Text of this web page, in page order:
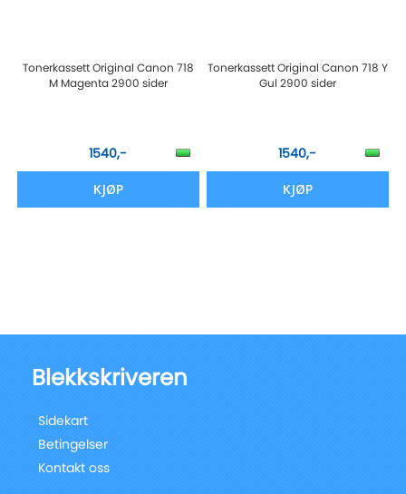
Tonerkassett Original Canon 718
M Magenta 2900 sider
1540,-
KJØP
Tonerkassett Original Canon 718 Y
Gul 2900 sider
1540,-
KJØP
Blekkskriveren
Sidekart
Betingelser
Kontakt oss